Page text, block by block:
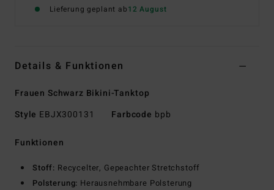
Lieferung geplant ab12 August
Details & Funktionen
Frauen Schwarz Bikini-Tanktop
Style EBJX300131 Farbcode bpb
Funktionen
Stoff: Recycelter, Gepeachter Stretchstoff
Polsterung: Herausnehmbare Polsterung